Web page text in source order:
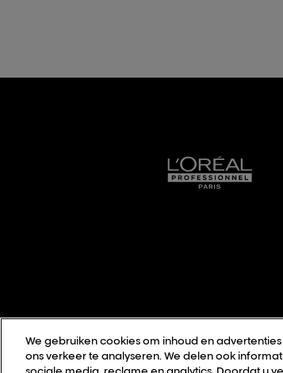
We gebruiken cookies om inhoud en
ons verkeer te analyseren. We delen ook